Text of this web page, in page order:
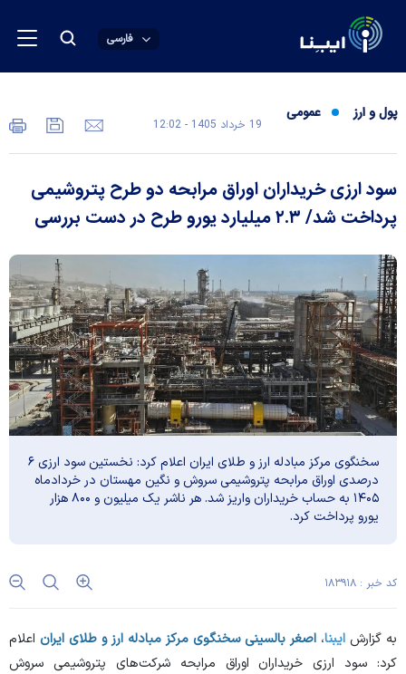
فارسی
پول و ارز عمومی
19 خرداد 1405 - 12:02
سود ارزی خریداران اوراق مرابحه دو طرح پتروشیمی
پرداخت شد/ ۲.۳ میلیارد یورو طرح در دست بررسی
سخنگوی مرکز مبادله ارز و طلای ایران اعلام کرد: نخستین سود ارزی ۶
درصدی اوراق مرابحه پتروشیمی سروش و نگین مهستان در خردادماه
۱۴۰۵ به حساب خریداران واریز شد. هر ناشر یک میلیون و ۸۰۰ هزار
یورو پرداخت کرد.
کد خبر : ۱۸۳۹۱۸
به گزارش ایبنا، اصغر بالسینی سخنگوی مرکز مبادله ارز و طلای ایران اعلام
کرد: سود ارزی خریداران اوراق مرابحه شرکت‌های پتروشیمی سروش